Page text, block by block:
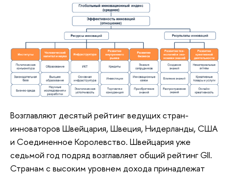
Возглавляют десятый рейтинг ведущих стран-
инноваторов Швейцария, Швеция, Нидерланды, США
и Соединенное Королевство. Швейцария уже
седьмой год подряд возглавляет общий рейтинг GII.
Странам с высоким уровнем дохода принадлежат